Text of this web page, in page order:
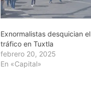
Exnormalistas desquician el
tráfico en Tuxtla
febrero 20, 2025
En «Capital»